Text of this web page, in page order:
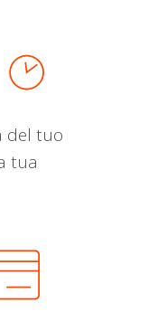
del tuo
tua